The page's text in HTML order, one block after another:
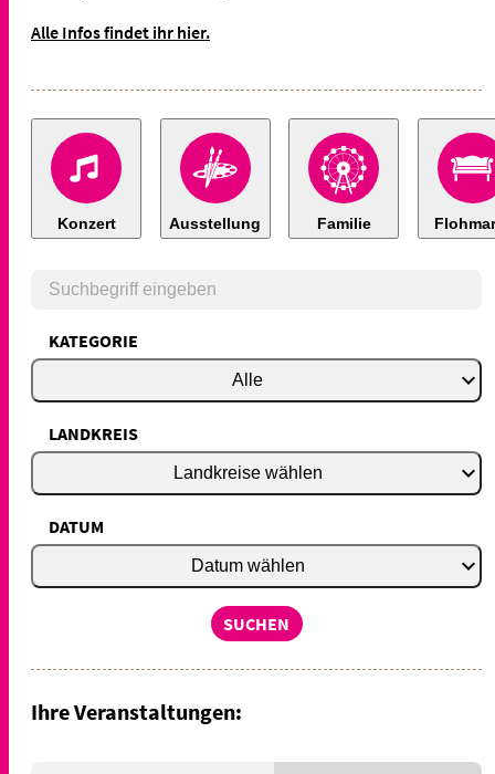
Alle Infos findet ihr hier.
Konzert Ausstellung Familie
KATEGORIE
Alle expand_more
LANDKREIS
Landkreise wählen expand_more
DATUM
Datum wählen expand_more
SUCHEN
Ihre Veranstaltungen: